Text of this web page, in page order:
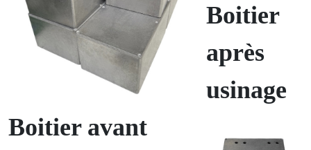
Boitier avant
Boitier
après
usinage